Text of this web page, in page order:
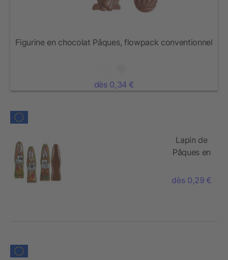
Figurine en chocolat Pâques, flowpack conventionnel
dès 0,34 €
Lapin de
Pâques en
MINI
dès 0,29 €